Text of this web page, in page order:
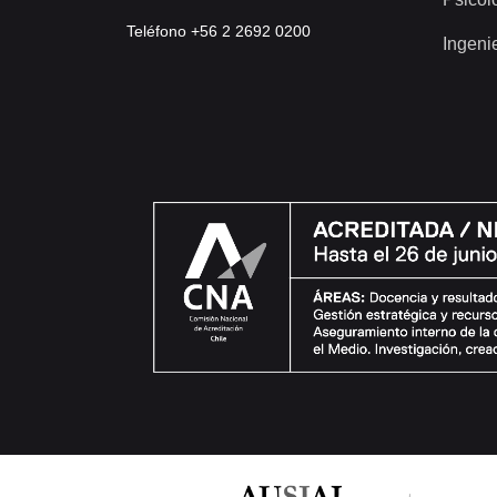
Teléfono +56 2 2692 0200